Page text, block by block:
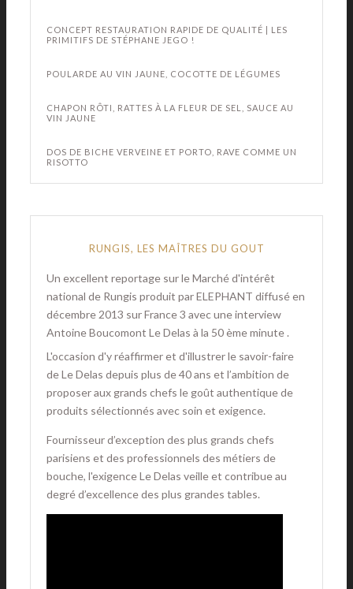
CONCEPT RESTAURATION RAPIDE DE QUALITÉ | LES
PRIMITIFS DE STÉPHANE JEGO !
POULARDE AU VIN JAUNE, COCOTTE DE LÉGUMES
CHAPON RÔTI, RATTES À LA FLEUR DE SEL, SAUCE AU
VIN JAUNE
DOS DE BICHE VERVEINE ET PORTO, RAVE COMME UN
RISOTTO
RUNGIS, LES MAÎTRES DU GOUT
Un excellent reportage sur le Marché d'intérêt
national de Rungis produit par ELEPHANT diffusé en
décembre 2013 sur France 3 avec une interview
Antoine Boucomont Le Delas à la 50 ème minute .
L'occasion d'y réaffirmer et d'illustrer le savoir-faire
de Le Delas depuis plus de 40 ans et l’ambition de
proposer aux grands chefs le goût authentique de
produits sélectionnés avec soin et exigence.
Fournisseur d’exception des plus grands chefs
parisiens et des professionnels des métiers de
bouche, l'exigence Le Delas veille et contribue au
degré d’excellence des plus grandes tables.